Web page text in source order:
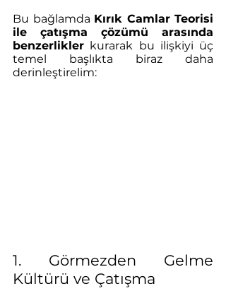
Bu bağlamda Kırık Camlar Teorisi
ile çatışma çözümü arasında
benzerlikler kurarak bu ilişkiyi üç
temel başlıkta biraz daha
derinleştirelim:
1. Görmezden Gelme
Kültürü ve Çatışma